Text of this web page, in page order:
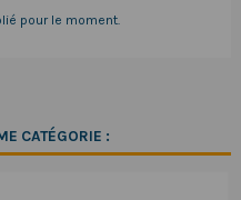
pour le moment.
CATÉGORIE :